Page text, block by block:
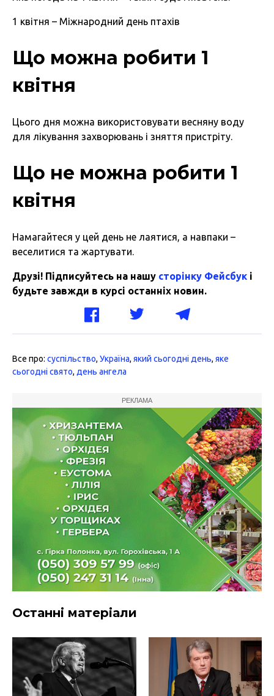
1 квітня – Міжнародний день птахів
Що можна робити 1
квітня
Цього дня можна використовувати весняну воду
для лікування захворювань і зняття пристріту.
Що не можна робити 1
квітня
Намагайтеся у цей день не лаятися, а навпаки –
веселитися та жартувати.
Друзі! Підписуйтесь на нашу сторінку Фейсбук і
будьте завжди в курсі останніх новин.
Все про: суспільство, Україна, який сьогодні день, яке
сьогодні свято, день ангела
РЕКЛАМА
Останні матеріали